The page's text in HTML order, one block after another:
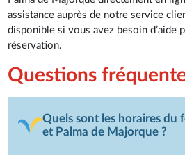
assistance auprès de notre service
disponible si vous avez besoin d’aide
réservation.
Questions
Quels sont les horaires du
et Palma de Majorque ?